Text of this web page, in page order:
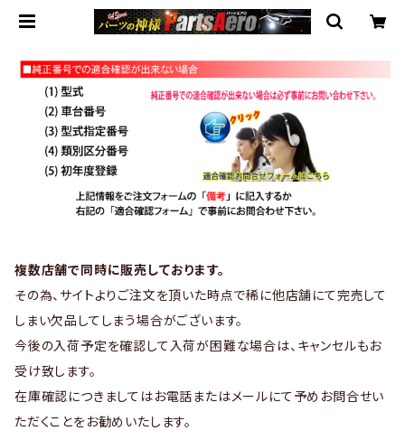
複数店舗で同時に販売しております。
その為、サイトよりご注文を頂いた時点で稀に他店舗にて完売して
しまい欠品してしまう場合がございます。
今後の入荷予定を確認して入荷が困難な場合は、キャンセルもお
受け致します。
在庫確認につきましてはお電話またはメールにて予めお問合せい
ただくことをお勧めいたします。